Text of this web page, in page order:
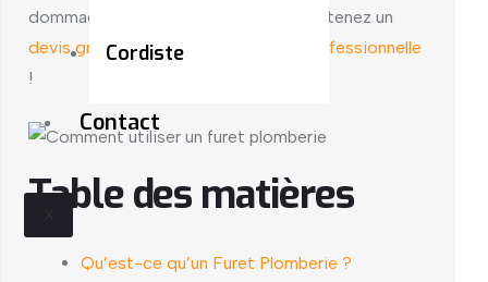
Cordiste
Contact
dommages. Si le furet ne suffit pas, obtenez un
devis gratuit pour une intervention professionnelle
!
Table des matières
Qu’est-ce qu’un Furet Plomberie ?